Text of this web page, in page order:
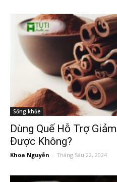
Sống khỏe
Dùng Quế Hỗ Trợ
Được Không?
Khoa Nguyễn - Tháng Sáu 22, 2024